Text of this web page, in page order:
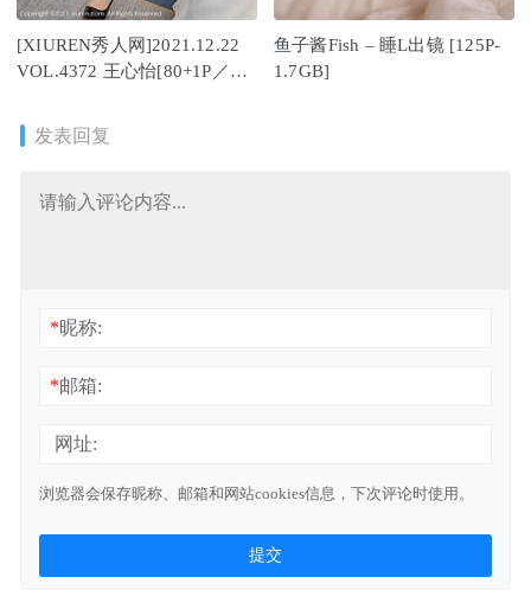
[XIUREN秀人网]2021.12.22
VOL.4372 王心怡[80+1P／
鱼子酱Fish – 睡L出镜 [125P-
1.7GB]
发表回复
*昵称:
*邮箱:
网址:
浏览器会保存昵称、邮箱和网站cookies信息，下次评论时使用。